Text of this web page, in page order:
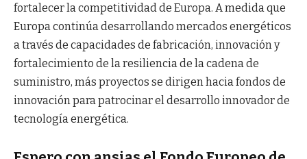
fortalecer la competitividad de Europa. A medida que
Europa continúa desarrollando mercados energéticos
a través de capacidades de fabricación, innovación y
fortalecimiento de la resiliencia de la cadena de
suministro, más proyectos se dirigen hacia fondos de
innovación para patrocinar el desarrollo innovador de
tecnología energética.